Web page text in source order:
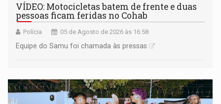
VÍDEO: Motocicletas batem de frente e duas
pessoas ficam feridas no Cohab
Polícia 05 de Agosto de 2026 às 16:58
Equipe do Samu foi chamada às pressas